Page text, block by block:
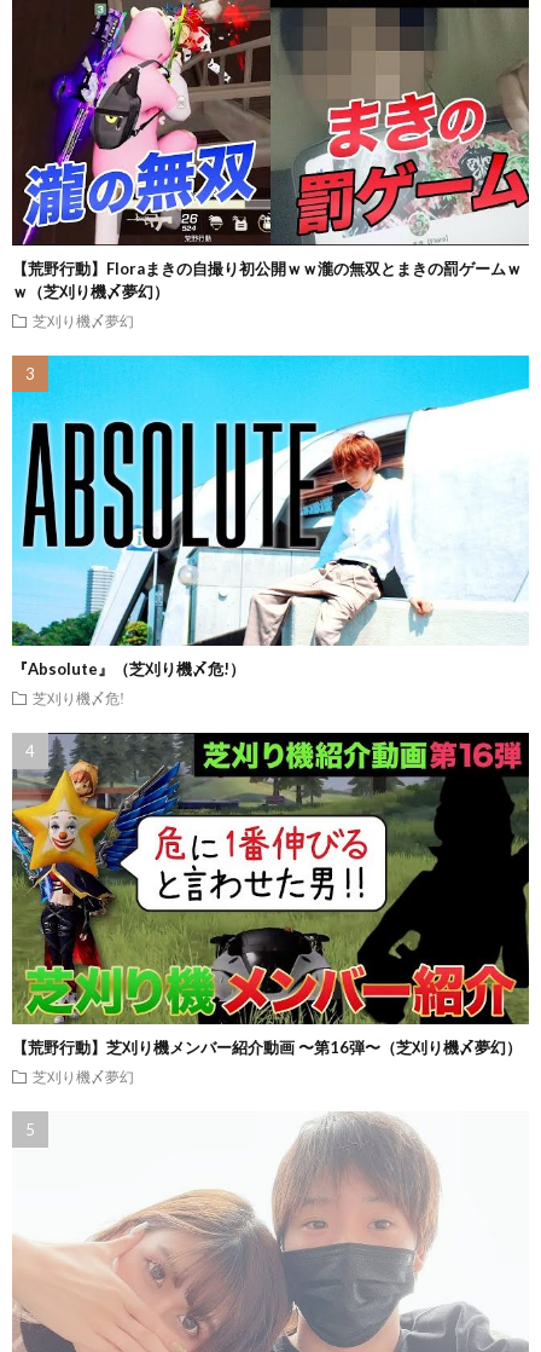
【荒野行動】Floraまきの自撮り初公開ｗｗ瀧の無双とまきの罰ゲームｗ
ｗ（芝刈り機〆夢幻）
芝刈り機〆夢幻
『Absolute』（芝刈り機〆危!）
芝刈り機〆危!
【荒野行動】芝刈り機メンバー紹介動画 〜第16弾〜（芝刈り機〆夢幻）
芝刈り機〆夢幻